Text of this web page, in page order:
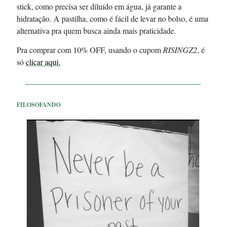
stick, como precisa ser diluído em água, já garante a
hidratação. A pastilha, como é fácil de levar no bolso, é uma
alternativa pra quem busca ainda mais praticidade.
Pra comprar com 10% OFF, usando o cupom RISINGZ2, é
sóclicar aqui.
FILOSOFANDO